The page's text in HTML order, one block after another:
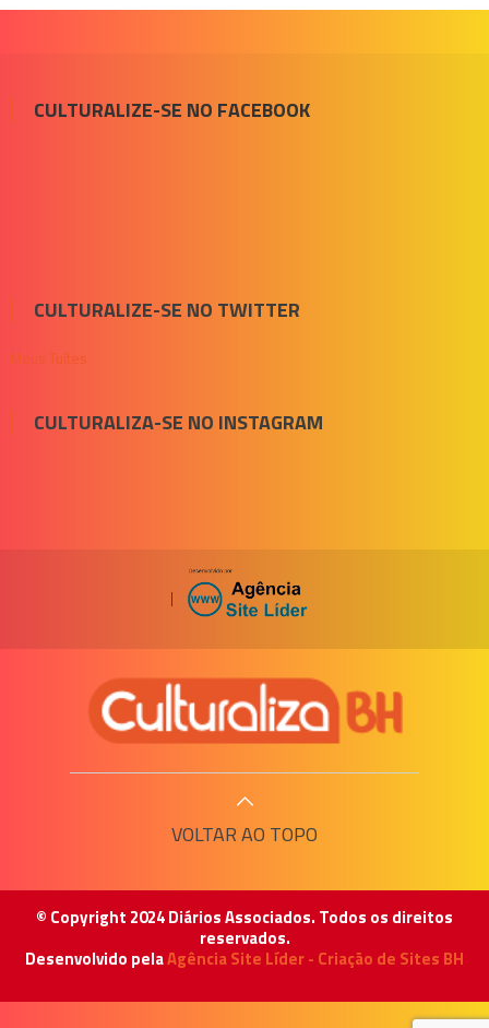
CULTURALIZE-SE NO FACEBOOK
CULTURALIZE-SE NO TWITTER
Meus Tuítes
CULTURALIZA-SE NO INSTAGRAM
|
VOLTAR AO TOPO
© Copyright 2024 Diários Associados. Todos os direitos
reservados.
Desenvolvido pelaAgência Site Líder - Criação de Sites BH